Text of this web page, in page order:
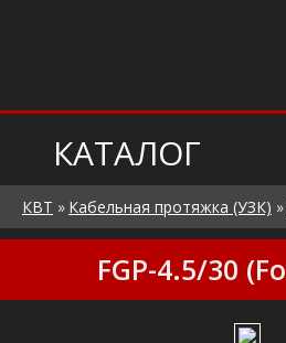
КАТАЛОГ
КВТ » Кабельная протяжка (УЗК) »
FGP-4.5/30